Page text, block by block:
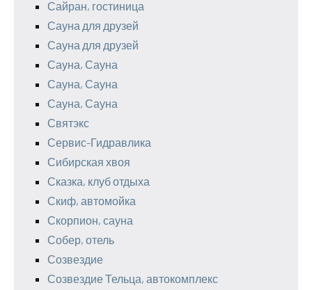
Сайран, гостиница
Сауна для друзей
Сауна для друзей
Сауна, Сауна
Сауна, Сауна
Сауна, Сауна
Святэкс
Сервис-Гидравлика
Сибирская хвоя
Сказка, клуб отдыха
Скиф, автомойка
Скорпион, сауна
Собер, отель
Созвездие
Созвездие Тельца, автокомплекс